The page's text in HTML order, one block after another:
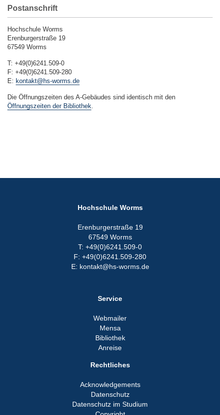
Postanschrift
Hochschule Worms
Erenburgerstraße 19
67549 Worms
T: +49(0)6241.509-0
F: +49(0)6241.509-280
E: kontakt@hs-worms.de
Die Öffnungszeiten des A-Gebäudes sind identisch mit den
Öffnungszeiten der Bibliothek.
Hochschule Worms
Erenburgerstraße 19
67549 Worms
T: +49(0)6241.509-0
F: +49(0)6241.509-280
E: kontakt@hs-worms.de
Service
Webmailer
Mensa
Bibliothek
Anreise
Rechtliches
Acknowledgements
Datenschutz
Datenschutz im Studium